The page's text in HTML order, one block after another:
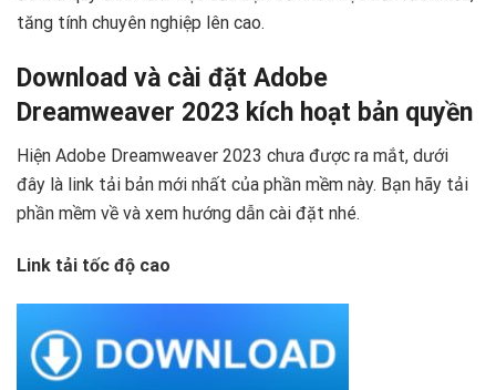
tăng tính chuyên nghiệp lên cao.
Download và cài đặt Adobe
Dreamweaver 2023 kích hoạt bản quyền
Hiện Adobe Dreamweaver 2023 chưa được ra mắt, dưới
đây là link tải bản mới nhất của phần mềm này. Bạn hãy tải
phần mềm về và xem hướng dẫn cài đặt nhé.
Link tải tốc độ cao